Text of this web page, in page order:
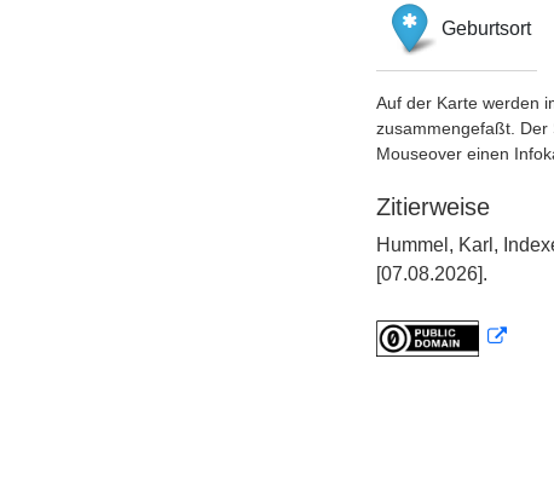
Geburtsort
Auf der Karte werden
zusammengefaßt. Der
Mouseover einen
Zitierweise
Hummel, Karl,
[07.08.2026].